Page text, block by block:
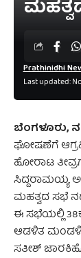
Last updated:
Prathinidhi
ಬೆಂಗಳೂರು,
ಘೋಷಣೆಗೆ
ಹೋರಾಟ
ಸಿದ್ದರಾಮಯ್ಯ
ಮಹತ್ವದ ಸಭೆ
ಈ ಸಭೆಯಲ್ಲಿ
ಆಡಳಿತ
ಸತೀಶ್